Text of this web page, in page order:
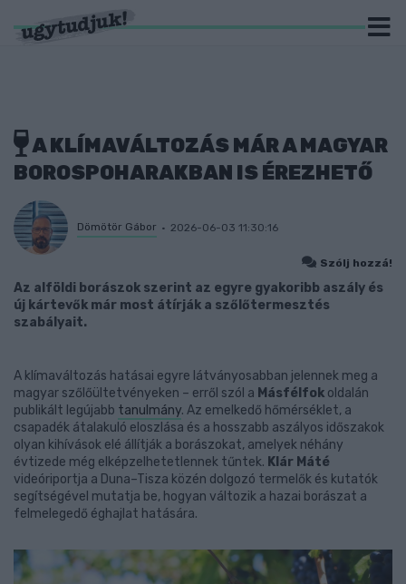
A KLÍMAVÁLTOZÁS MÁR A MAGYAR
BOROSPOHARAKBAN IS ÉREZHETŐ
Dömötör Gábor 2026-06-03 11:30:16
Szólj hozzá!
Az alföldi borászok szerint az egyre gyakoribb aszály és
új kártevők már most átírják a szőlőtermesztés
szabályait.
A klímaváltozás hatásai egyre látványosabban jelennek meg a
magyar szőlőültetvényeken – erről szól a Másfélfok oldalán
publikált legújabb tanulmány. Az emelkedő hőmérséklet, a
csapadék átalakuló eloszlása és a hosszabb aszályos időszakok
olyan kihívások elé állítják a borászokat, amelyek néhány
évtizede még elképzelhetetlennek tűntek. Klár Máté
videóriportja a Duna–Tisza közén dolgozó termelők és kutatók
segítségével mutatja be, hogyan változik a hazai borászat a
felmelegedő éghajlat hatására.